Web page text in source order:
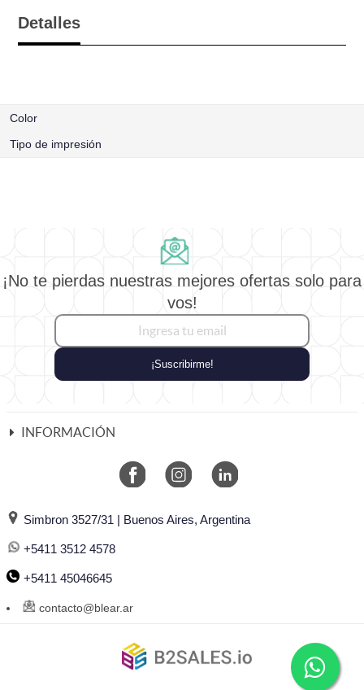
Detalles
Color
Tipo de impresión
¡No te pierdas nuestras mejores ofertas solo para
vos!
¡Suscribirme!
INFORMACIÓN
Simbron 3527/31 | Buenos Aires, Argentina
+5411 3512 4578
+5411 45046645
contacto@blear.ar